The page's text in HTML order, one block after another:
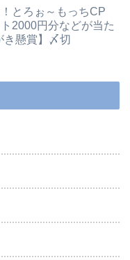
とろぉ～もっちCP
2000円分などが当た
き懸賞】〆切